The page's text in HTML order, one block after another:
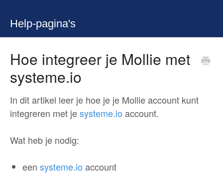
Help-pagina's
Hoe integreer je Mollie met
systeme.io
In dit artikel leer je hoe je je Mollie account kunt
integreren met jesysteme.io account.
Wat heb je nodig:
een systeme.io account